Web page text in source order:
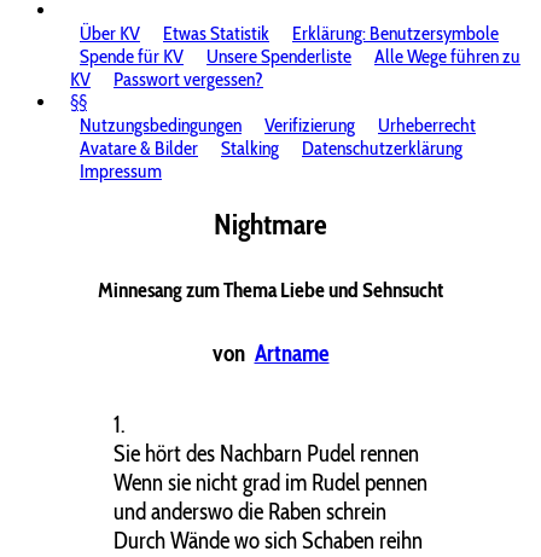
Über KV
Etwas Statistik
Erklärung: Benutzersymbole
Spende für KV
Unsere Spenderliste
Alle Wege führen zu
KV
Passwort vergessen?
§§
Nutzungsbedingungen
Verifizierung
Urheberrecht
Avatare & Bilder
Stalking
Datenschutzerklärung
Impressum
Nightmare
Minnesang zum Thema Liebe und Sehnsucht
von Artname
1.
Sie hört des Nachbarn Pudel rennen
Wenn sie nicht grad im Rudel pennen
und anderswo die Raben schrein
Durch Wände wo sich Schaben reihn